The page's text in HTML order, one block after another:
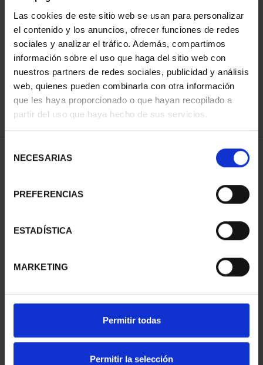
Las cookies de este sitio web se usan para personalizar
el contenido y los anuncios, ofrecer funciones de redes
sociales y analizar el tráfico. Además, compartimos
información sobre el uso que haga del sitio web con
nuestros partners de redes sociales, publicidad y análisis
web, quienes pueden combinarla con otra información
que les haya proporcionado o que hayan recopilado a
partir del uso que haya hecho de sus servicios.
NECESARIAS
PREFERENCIAS
ESTADÍSTICA
MARKETING
Permitir todas
Permitir la selección
ORDENAR POR:
REFINAR
1 Productos encontrados
CINCUENTÍN